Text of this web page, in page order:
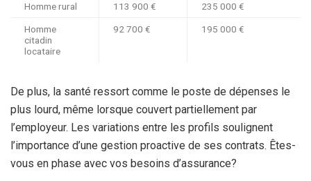
Homme rural 113 900 € 235 000 €
Homme
citadin
locataire
92 700 € 195 000 €
De plus, la santé ressort comme le poste de dépenses le
plus lourd, même lorsque couvert partiellement par
l’employeur. Les variations entre les profils soulignent
l’importance d’une gestion proactive de ses contrats. Êtes-
vous en phase avec vos besoins d’assurance?